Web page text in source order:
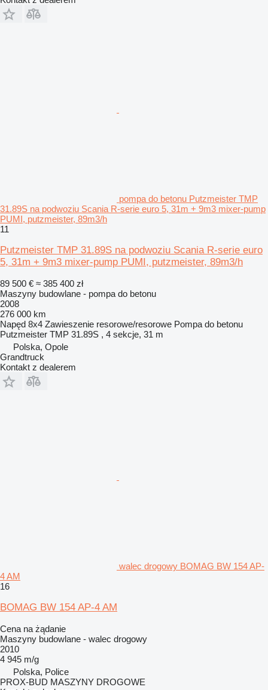
pompa do betonu Putzmeister TMP
31.89S na podwoziu Scania R-serie euro 5, 31m + 9m3 mixer-pump
PUMI, putzmeister, 89m3/h
11
Putzmeister TMP 31.89S na podwoziu Scania R-serie euro
5, 31m + 9m3 mixer-pump PUMI, putzmeister, 89m3/h
89 500 € ≈ 385 400 zł
Maszyny budowlane - pompa do betonu
2008
276 000 km
Napęd 8x4 Zawieszenie resorowe/resorowe Pompa do betonu
Putzmeister TMP 31.89S , 4 sekcje, 31 m
Polska, Opole
Grandtruck
Kontakt z dealerem
walec drogowy BOMAG BW 154 AP-
4 AM
16
BOMAG BW 154 AP-4 AM
Cena na żądanie
Maszyny budowlane - walec drogowy
2010
4 945 m/g
Polska, Police
PROX-BUD MASZYNY DROGOWE